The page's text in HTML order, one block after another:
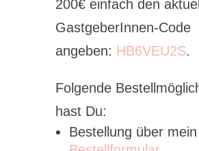
200€ einfach den
GastgeberInnen-Code
angeben: HB6VEU2S.
Folgende
hast Du:
Bestellung über mein